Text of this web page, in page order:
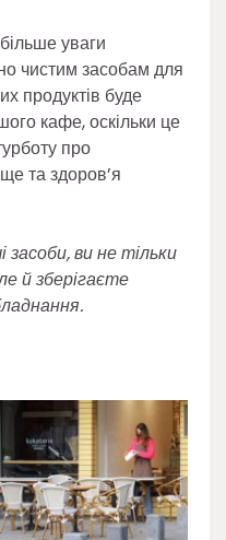
уваги
чистим засобам для
продуктів буде
кафе, оскільки це
про
та здоров’я
засоби, ви не тільки
й зберігаєте